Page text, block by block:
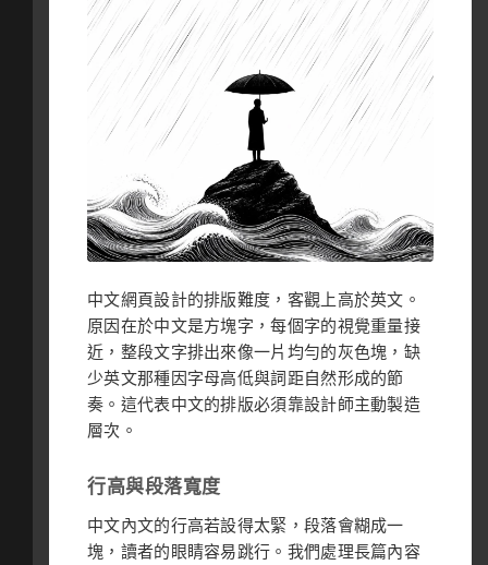
中文網頁設計的排版難度，客觀上高於英文。
原因在於中文是方塊字，每個字的視覺重量接
近，整段文字排出來像一片均勻的灰色塊，缺
少英文那種因字母高低與詞距自然形成的節
奏。這代表中文的排版必須靠設計師主動製造
層次。
行高與段落寬度
中文內文的行高若設得太緊，段落會糊成一
塊，讀者的眼睛容易跳行。我們處理長篇內容